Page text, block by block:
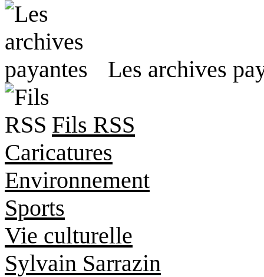
Les archives
Fils RSS
Caricatures
Environnement
Sports
Vie culturelle
Sylvain Sarrazin